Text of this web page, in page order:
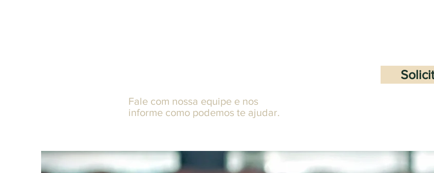
Fale com nossa equipe e nos
informe como podemos te ajudar.